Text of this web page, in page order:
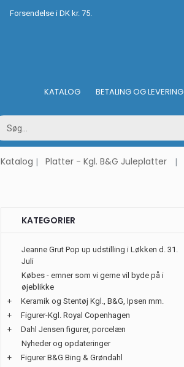
Forsendelse i DK kr. 75.
KATALOG BETALING OG LEVERING
Katalog Platter - Kgl. B&G Juleplatter
KATEGORIER
Jeanne Grut Pop up udstilling i Løkken d. 31.
Juli
Købes - emner som vi gerne vil byde på i
øjeblikke
+
Keramik og Stentøj Kgl., B&G, Ipsen mm.
+
Figurer-Kgl. Royal Copenhagen
+
Dahl Jensen figurer, porcelæn
Nyheder og opdateringer
+
Figurer B&G Bing & Grøndahl